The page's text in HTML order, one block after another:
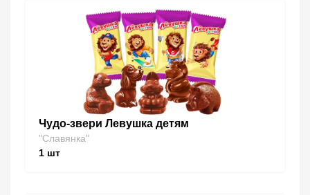
Чудо-звери Левушка детям
"Славянка"
1 шт